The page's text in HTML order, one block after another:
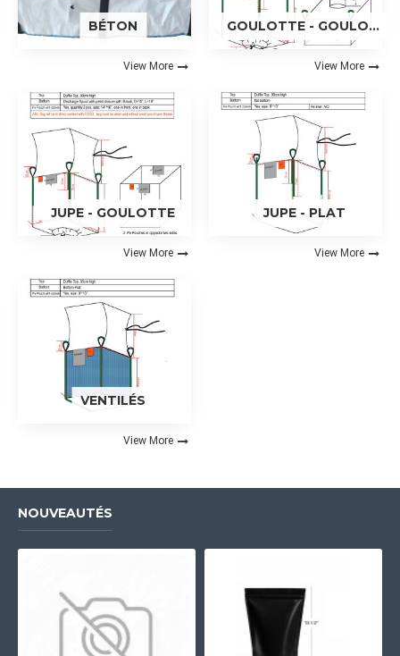
BÉTON
View More
GOULOTTE - GOULOTTE
View More
JUPE - GOULOTTE
View More
JUPE - PLAT
View More
VENTILÉS
View More
NOUVEAUTÉS